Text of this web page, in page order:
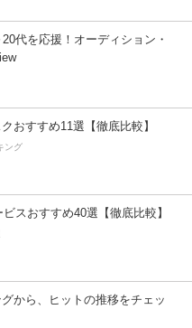
代を応援！オーディション・
おすすめ11選【徹底比較】
ング
スおすすめ40選【徹底比較】
から、ヒットの推移をチェッ